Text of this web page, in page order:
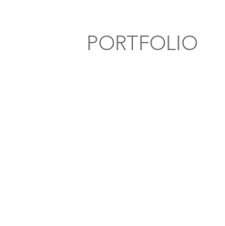
PORTFOLIO